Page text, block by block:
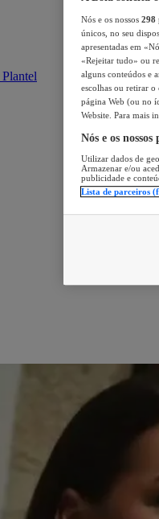
Plantel
Nós e os nossos 298
únicos, no seu
apresentadas em
«Rejeitar tudo» ou
alguns conteúdos e
escolhas ou retirar
página Web (ou no
Website. Para mais
Nós e os
Utilizar dados de
Armazenar e/ou
publicidade e
Lista de parceiros